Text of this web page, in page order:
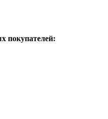
покупателей: